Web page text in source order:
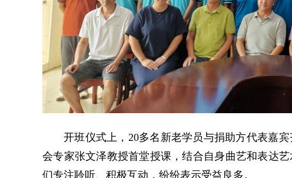
开班仪式上，20多名新老学员与捐助方代表嘉
会专家张文泽教授首堂授课，结合自身曲艺和表达
们专注聆听、积极互动，纷纷表示受益良多。